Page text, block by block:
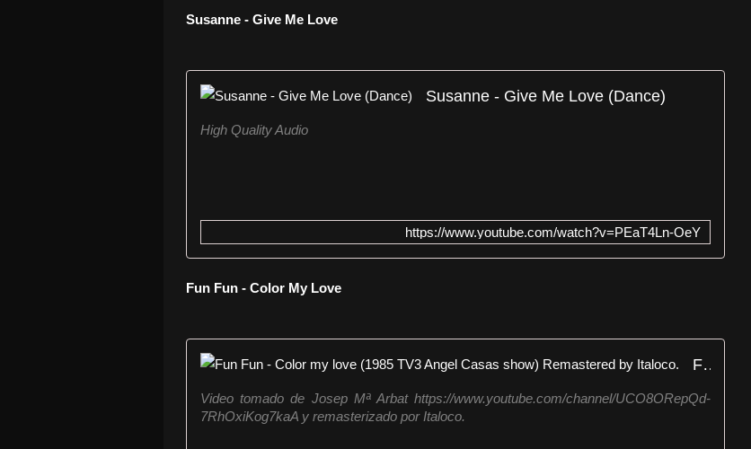
Susanne - Give Me Love
Susanne - Give Me Love (Dance)
High Quality Audio
https://www.youtube.com/watch?v=PEaT4Ln-OeY
Fun Fun - Color My Love
Fun Fun - Color my love (1985 TV3 Angel Casas show) Remastered by Italoco.
Video tomado de Josep Mª Arbat https://www.youtube.com/channel/UCO8ORepQd-
7RhOxiKog7kaA y remasterizado por Italoco.